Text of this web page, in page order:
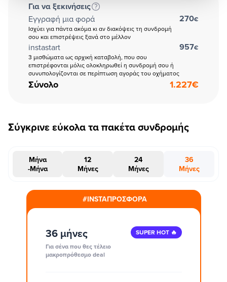
Για να ξεκινήσεις
Εγγραφή μια φορά
Ισχύει για πάντα ακόμα κι αν διακόψεις τη συνδρομή
σου και επιστρέψεις ξανά στο μέλλον
270€
instastart
3 μισθώματα ως αρχική καταβολή, που σου
επιστρέφονται μόλις ολοκληρωθεί η συνδρομή σου ή
συνυπολογίζονται σε περίπτωση αγοράς του οχήματος
957€
Σύνολο 1.227€
Σύγκρινε εύκολα τα πακέτα συνδρομής
Μήνα
-Μήνα
12
Μήνες
24
Μήνες
36
Μήνες
#INSTAΠΡΟΣΦΟΡΑ
36 μήνες
Για σένα που θες τέλειο
μακροπρόθεσμο deal
SUPER HOT 🔥